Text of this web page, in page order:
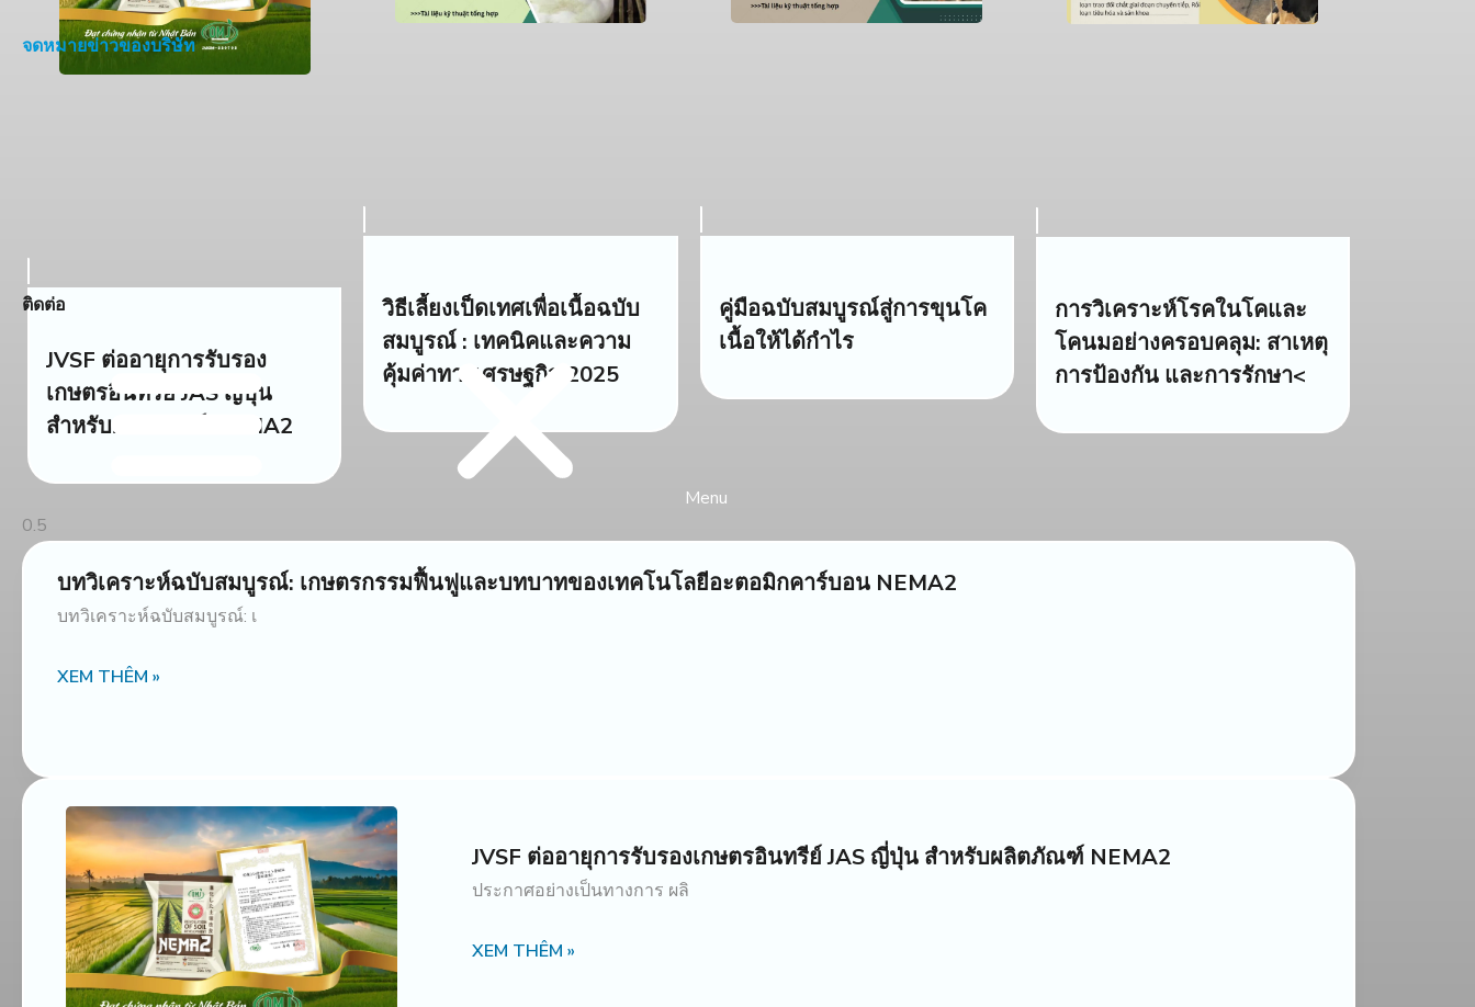
จดหมายข่าวของบริษัท
ติดต่อ
Menu
JVSF ต่ออายุการรับรอง
เกษตรอินทรีย์ JAS ญี่ปุ่น
สำหรับผลิตภัณฑ์ NEMA2
วิธีเลี้ยงเป็ดเทศเพื่อเนื้อฉบับ
สมบูรณ์ : เทคนิคและความ
คุ้มค่าทางเศรษฐกิจ 2025
คู่มือฉบับสมบูรณ์สู่การขุนโค
เนื้อให้ได้กำไร
การวิเคราะห์โรคในโคและ
โคนมอย่างครอบคลุม: สาเหตุ
การป้องกัน และการรักษา<
บทวิเคราะห์ฉบับสมบูรณ์: เกษตรกรรมฟื้นฟูและบทบาทของเทคโนโลยีอะตอมิกคาร์บอน NEMA2
บทวิเคราะห์ฉบับสมบูรณ์: เ
XEM THÊM »
JVSF ต่ออายุการรับรองเกษตรอินทรีย์ JAS ญี่ปุ่น สำหรับผลิตภัณฑ์ NEMA2
ประกาศอย่างเป็นทางการ ผลิ
XEM THÊM »